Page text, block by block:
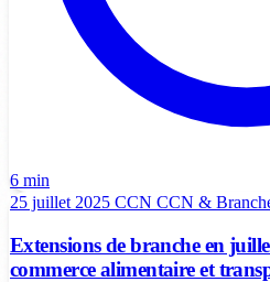
6 min
25 juillet 2025 CCN CCN &
Extensions de branche en
commerce alimentaire et